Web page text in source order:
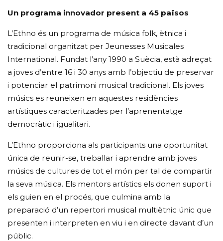
Un programa innovador present a 45 països
L’Ethno és un programa de música folk, ètnica i
tradicional organitzat per Jeunesses Musicales
International. Fundat l’any 1990 a Suècia, està adreçat
a joves d’entre 16 i 30 anys amb l’objectiu de preservar
i potenciar el patrimoni musical tradicional. Els joves
músics es reuneixen en aquestes residències
artístiques caracteritzades per l’aprenentatge
democràtic i igualitari.
L’Ethno proporciona als participants una oportunitat
única de reunir-se, treballar i aprendre amb joves
músics de cultures de tot el món per tal de compartir
la seva música. Els mentors artístics els donen suport i
els guien en el procés, que culmina amb la
preparació d’un repertori musical multiètnic únic que
presenten i interpreten en viu i en directe davant d’un
públic.